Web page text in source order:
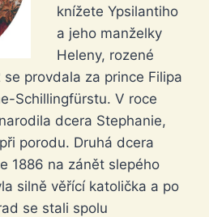
knížete Ypsilantiho
a jeho manželky
Heleny, rozené
se provdala za prince Filipa
Schillingfürstu. V roce
dcera Stephanie,
porodu. Druhá dcera
1886 na zánět slepého
silně věřící katolička a po
se stali spolu